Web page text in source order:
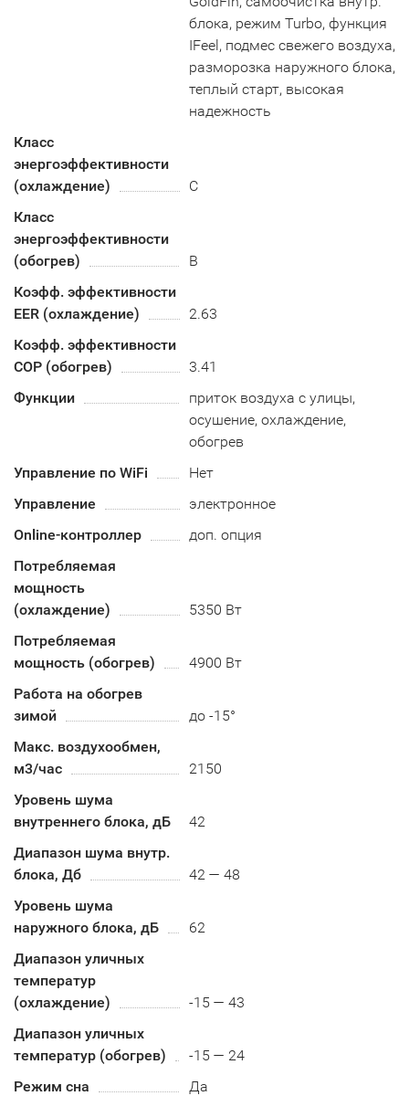
блока, режим Turbo, функция
IFeel, подмес свежего воздуха,
разморозка наружного блока,
теплый старт, высокая
надежность
Класс
энергоэффективности
(охлаждение)
С
Класс
энергоэффективности
(обогрев)
B
Коэфф. эффективности
EER (охлаждение)
2.63
Коэфф. эффективности
COP (обогрев)
3.41
Функции
приток воздуха с улицы,
осушение, охлаждение,
обогрев
Управление по WiFi
Нет
Управление
электронное
Online-контроллер
доп. опция
Потребляемая
мощность
(охлаждение)
5350 Вт
Потребляемая
мощность (обогрев)
4900 Вт
Работа на обогрев
зимой
до -15°
Макс. воздухообмен,
м3/час
2150
Уровень шума
внутреннего блока, дБ
42
Диапазон шума внутр.
блока, Дб
42 — 48
Уровень шума
наружного блока, дБ
62
Диапазон уличных
температур
(охлаждение)
-15 — 43
Диапазон уличных
температур (обогрев)
-15 — 24
Режим сна
Да